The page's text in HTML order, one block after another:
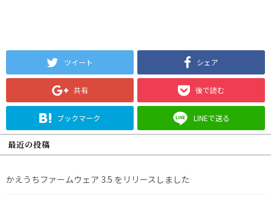
ツイート シェア
共有 後で読む
ブックマーク LINEで送る
最近の投稿
かえうちファームウェア 3.5 をリリースしました